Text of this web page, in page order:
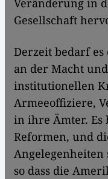
Veränderung in
Gesellschaft
Derzeit bedarf
an der Macht
institutionellen
Armeeoffiziere,
in ihre Ämter.
Reformen, und
Angelegenheiten
so dass die